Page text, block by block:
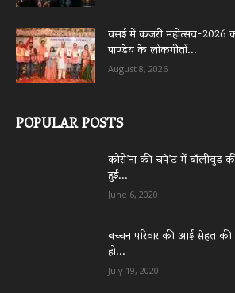
वसई में कजरी महोत्सव-2026
पाण्डेय के लोकगीतों...
August 8, 2026
POPULAR POSTS
कोरो’ना की चपे’ट में
हुई...
June 6, 2020
बच्चन परिवार की आई सेहत
हो...
July 19, 2020